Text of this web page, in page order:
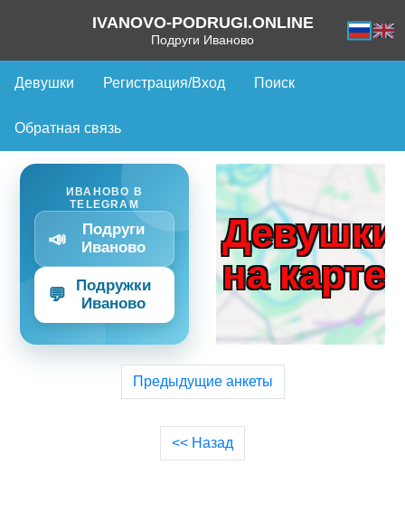
IVANOVO-PODRUGI.ONLINE
Подруги Иваново
Девушки Регистрация/Вход Поиск
Обратная связь
ИВАНОВО В
TELEGRAM
📣
Подруги
Иваново
💬
Подружки
Иваново
Девушки
на карте
Предыдущие анкеты
<< Назад